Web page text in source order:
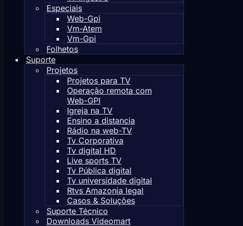
Especiais
Web-Gpi
Vm-Atem
Vm-Gpi
Folhetos
Suporte
Projetos
Projetos para TV
Operação remota com
Web-GPI
Igreja na TV
Ensino a distancia
Rádio na web-TV
Tv Corporativa
Tv digital HD
Live sports TV
Tv Pública digital
Tv universidade digital
Rtvs Amazonia legal
Casos & Soluções
Suporte Técnico
Downloads Videomart